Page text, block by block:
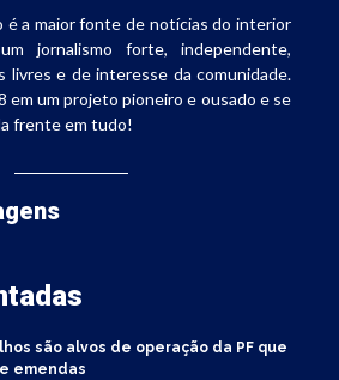
é a maior fonte de notícias do interior
jornalismo forte, independente,
livres e de interesse da comunidade.
em um projeto pioneiro e ousado e se
frente em tudo!
são alvos de operação da PF que
emendas